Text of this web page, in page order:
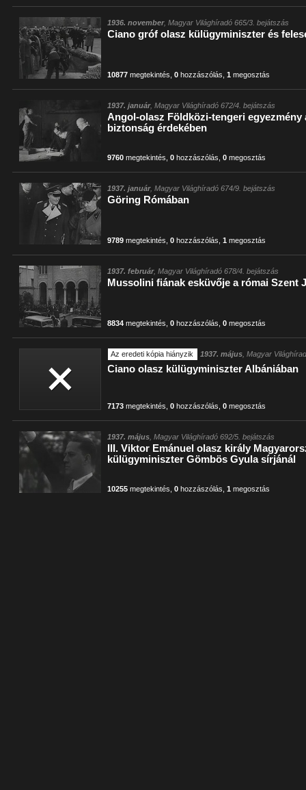
1936. november, Magyar Világhíradó 665/3. bejátszás
Ciano gróf olasz külügyminiszter és
10877 megtekintés ,0 hozzászólás ,1 megosztás
1937. január, Magyar Világhíradó 672/4. bejátszás
Angol-olasz Földközi-tengeri egyezmény
biztonság érdekében
9760 megtekintés ,0 hozzászólás ,0 megosztás
1937. január, Magyar Világhíradó 674/9. bejátszás
Göring Rómában
9789 megtekintés ,0 hozzászólás ,1 megosztás
1937. február, Magyar Világhíradó 678/4. bejátszás
Mussolini fiának esküvője a római Szent
8834 megtekintés ,0 hozzászólás ,0 megosztás
Az eredeti kópia hiányzik 1937. május , Magyar
Ciano olasz külügyminiszter Albániában
7173 megtekintés ,0 hozzászólás ,0 megosztás
1937. május , Magyar Világhíradó 692/5. bejátszás
III. Viktor Emánuel olasz király
külügyminiszter Gömbös Gyula sírjánál
10255 megtekintés ,0 hozzászólás ,1 megosztás